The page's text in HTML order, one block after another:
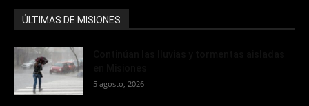
ÚLTIMAS DE MISIONES
5 agosto, 2026